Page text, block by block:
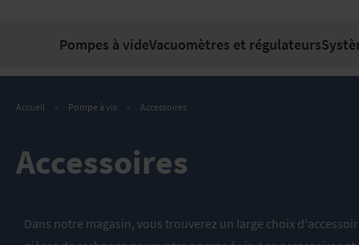
Pompes à videVacuomètres et régulateurs
Accueil Pompe à vis Accessoires
Accessoires
Dans notre magasin, vous trouverez un large choix